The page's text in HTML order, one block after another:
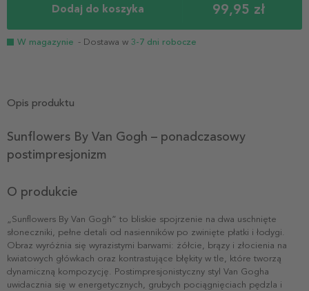
Dodaj do koszyka 99,95 zł
W magazynie - Dostawa w 3-7 dni robocze
Opis produktu
Sunflowers By Van Gogh – ponadczasowy
postimpresjonizm
O produkcie
„Sunflowers By Van Gogh” to bliskie spojrzenie na dwa uschnięte
słoneczniki, pełne detali od nasienników po zwinięte płatki i łodygi.
Obraz wyróżnia się wyrazistymi barwami: żółcie, brązy i złocienia na
kwiatowych główkach oraz kontrastujące błękity w tle, które tworzą
dynamiczną kompozycję. Postimpresjonistyczny styl Van Gogha
uwidacznia się w energetycznych, grubych pociągnięciach pędzla i